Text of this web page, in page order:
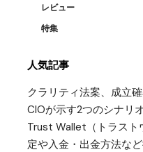
レビュー
特集
人気記事
クラリティ法案、成立
CIOが示す2つのシナリ
Trust Wallet（トラスト
定や入金・出金方法な